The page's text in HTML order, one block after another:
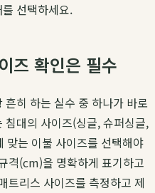
선택하세요.
즈 확인은 필수
히 하는 실수 중 하나가 바로
대의 사이즈(싱글, 슈퍼싱글,
맞는 이불 사이즈를 선택해야
격(cm)을 명확하게 표기하고
트리스 사이즈를 측정하고 제